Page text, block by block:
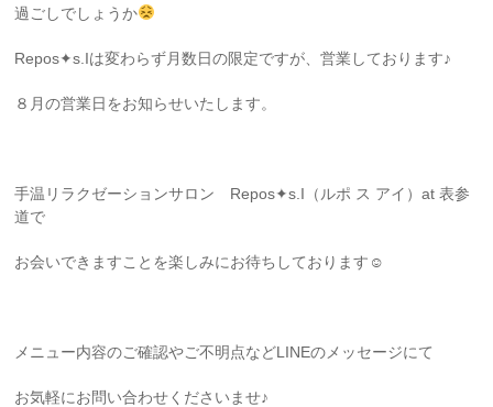
過ごしでしょうか
Repos✦s.Iは変わらず月数日の限定ですが、営業しております♪
８月の営業日をお知らせいたします。
手温リラクゼーションサロン Repos✦s.I（ルポ ス アイ）at 表参
道で
お会いできますことを楽しみにお待ちしております☺
メニュー内容のご確認やご不明点などLINEのメッセージにて
お気軽にお問い合わせくださいませ♪